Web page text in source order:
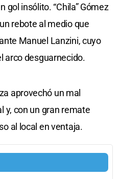
gol insólito. “Chila” Gómez
rebote al medio que
Manuel Lanzini, cuyo
arco desguarnecido.
aprovechó un mal
y, con un gran remate
al local en ventaja.